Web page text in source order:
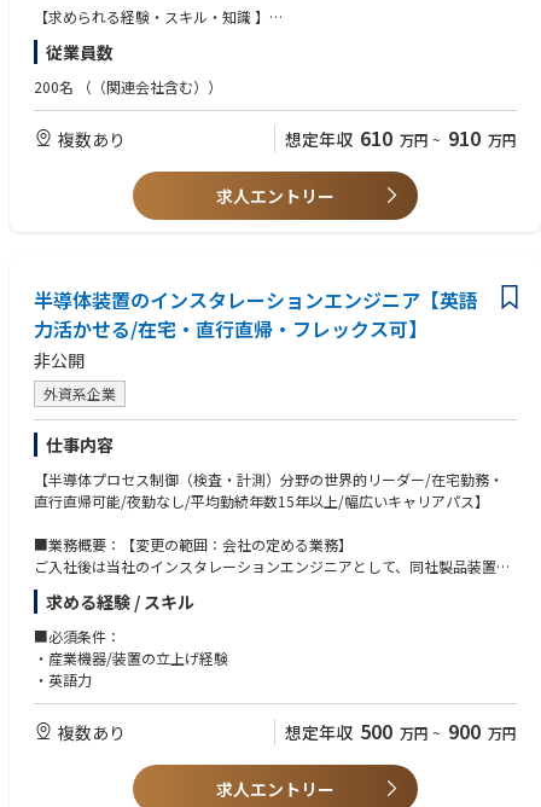
ンペーンや販促資料の提供など）
・各エリアの代理店と情報共有をし新規開業時へ提案を行う。
・代理店の販売実績と活動状況の把握と管理
・代理店営業担当との同行訪問及び案件フォロー
・販売案件管理、需要予測、在庫調整
・Tech部門による顧客対応のサポート及びマーケティング部門との連携
・Baxterの病院向けケア・ポートフォリオを担い、手術室から病棟に至る
まで医療従事者を支援します。
・患者モニタリングシステム、心臓診断機器、身体診察・診断ツール、視
覚スクリーニング技術など、信頼性の高い製品群を取り扱っています。
・医療従事者が患者のベッドサイドで、安全かつ効率的なケアを提供でき
るよう支援する製品・ソリューションを提供します。
【募集エリア】
・関西～西日本エリア(出張あり)
※バスクタージャパン㈱で採用後、グループ企業(子会社)である「Welch A
llyn 社」へ出向となります。
【求められる経験・スキル・知識 】
・眼科領域の経験があれば尚可
・交渉力、分析力、論理的思考力、課題抽出力、計画策定＆実行力
・コミュニケーションスキル、プレゼンテーションスキル
・エネルギッシュ且つ情熱的な方
従業員数
200名 （（関連会社含む））
複数あり 想定年収 610 万円 ~ 910 万円
求人エントリー
半導体装置のインスタレーションエンジニア【英語
力活かせる/在宅・直行直帰・フレックス可】
非公開
外資系企業
仕事内容
【半導体プロセス制御（検査・計測）分野の世界的リーダー/在宅勤務・
直行直帰可能/夜勤なし/平均勤続年数15年以上/幅広いキャリアパス】
■業務概要：【変更の範囲：会社の定める業務】
ご入社後は当社のインスタレーションエンジニアとして、同社製品装置の
機器設置から稼働までを担当いただきます。詳細は以下の通りです。
・顧客先工場にて半導体検査装置の設置、据え付け、試運転
・カスタマーサポート部門とプロジェクトを組んで作業を遂行
・試運転時の性能フィードバックを海外技術者に展開し、稼働までフォロ
ー
ございます。
■顧客対応体制：
顧客先への装置導入前にニーズヒアリングをし、仕様調整するフィールド
求める経験 / スキル
■必須条件：
・産業機器/装置の立上げ経験
・英語力
複数あり 想定年収 500 万円 ~ 900 万円
求人エントリー